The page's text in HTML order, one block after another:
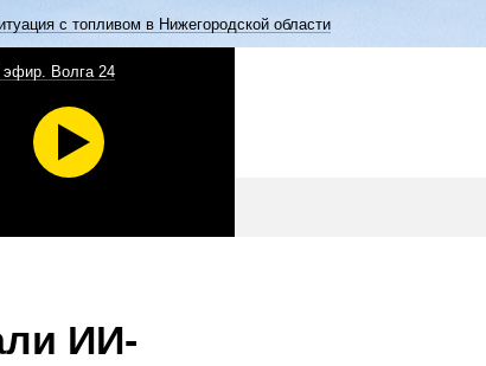
с топливом в Нижегородской области
эфир. Волга 24
ИИ-